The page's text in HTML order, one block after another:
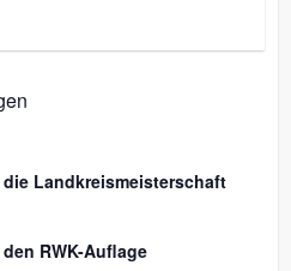
Landkreismeisterschaft
RWK-Auflage